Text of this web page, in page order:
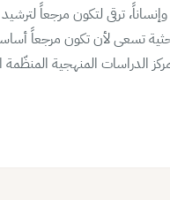
ترقى لتكون مرجعاً لترشيد
تسعى لأن تكون مرجعاً
الدراسات المنهجية المنظّمة